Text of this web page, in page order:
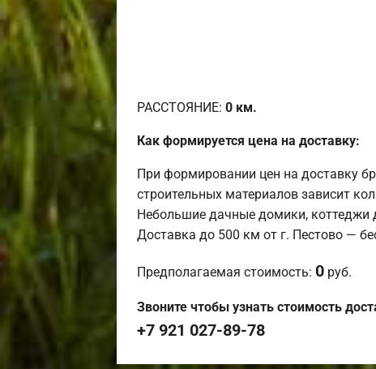
РАССТОЯНИЕ: 0 км.
Как формируется цена на доставку:
При формировании цен на доставку
строительных материалов зависит
Небольшие дачные домики,
Доставка до 500 км от г. Пестово —
Предполагаемая стоимость: 0 руб.
Звоните чтобы узнать стоимость
+7 921 027-89-78